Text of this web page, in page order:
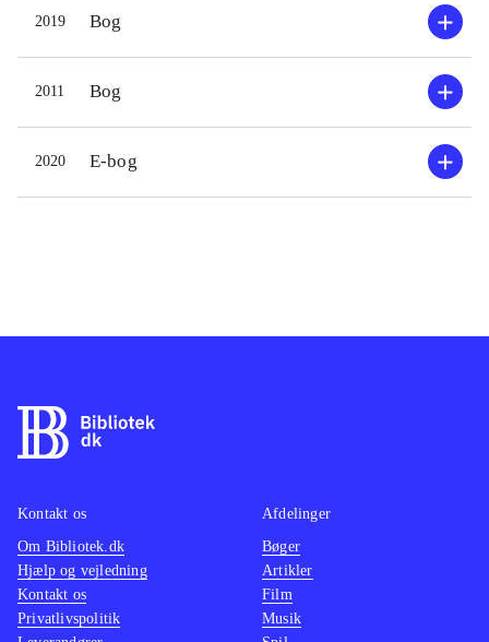
2019 Bog
2011 Bog
2020 E-bog
Kontakt os
Om Bibliotek.dk
Hjælp og vejledning
Kontakt os
Privatlivspolitik
Afdelinger
Bøger
Artikler
Film
Musik